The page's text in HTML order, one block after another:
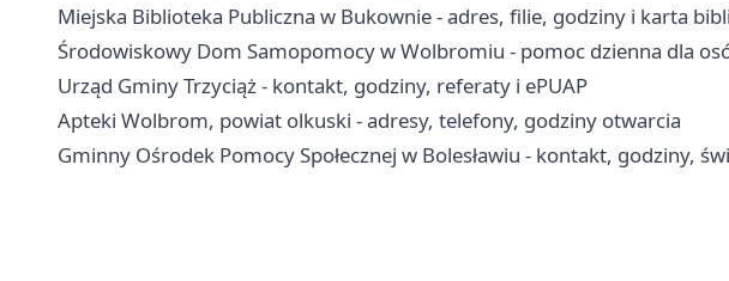
Miejska Biblioteka Publiczna w Bukownie - adres, filie, godziny i karta
Środowiskowy Dom Samopomocy w Wolbromiu - pomoc dzienna dla
Urząd Gminy Trzyciąż - kontakt, godziny, referaty i ePUAP
Apteki Wolbrom, powiat olkuski - adresy, telefony, godziny otwarcia
Gminny Ośrodek Pomocy Społecznej w Bolesławiu - kontakt, godziny,